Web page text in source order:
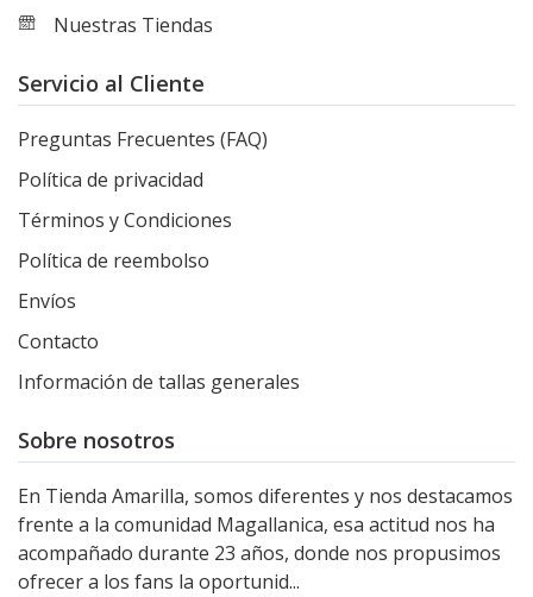
Nuestras Tiendas
Servicio al Cliente
Preguntas Frecuentes (FAQ)
Política de privacidad
Términos y Condiciones
Política de reembolso
Envíos
Contacto
Información de tallas generales
Sobre nosotros
En Tienda Amarilla, somos diferentes y nos destacamos
frente a la comunidad Magallanica, esa actitud nos ha
acompañado durante 23 años, donde nos propusimos
ofrecer a los fans la oportunid...